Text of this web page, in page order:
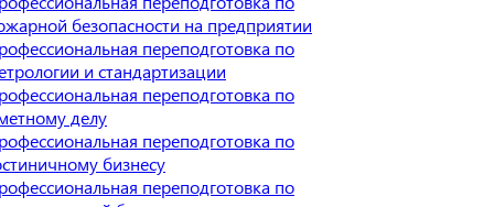
безопасности на предприятии
переподготовка по
и стандартизации
переподготовка по
делу
переподготовка по
бизнесу
переподготовка по